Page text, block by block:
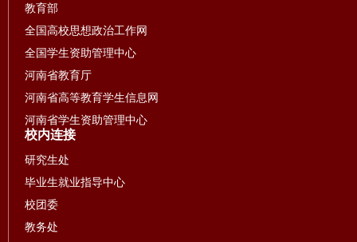
教育部
全国高校思想政治工作网
全国学生资助管理中心
河南省教育厅
河南省高等教育学生信息网
河南省学生资助管理中心
校内连接
研究生处
毕业生就业指导中心
校团委
教务处